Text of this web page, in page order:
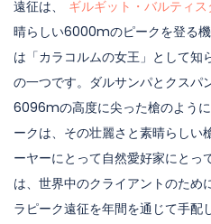
遠征は、
ギルギット・バルティス
晴らしい6000mのピークを登る
は「カラコルムの女王」として知
の一つです。ダルサンパとクスパ
6096mの高度に尖った槍のよう
ークは、その壮麗さと素晴らしい
ーヤーにとって自然愛好家にとっ
は、世界中のクライアントのため
ラピーク遠征を年間を通じて手配